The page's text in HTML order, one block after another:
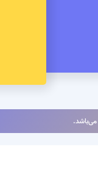
می‌باشد.